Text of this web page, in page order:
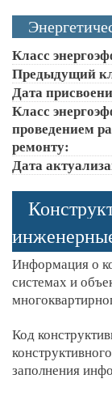
Класс
Предыдущий
Дата
Класс
проведением
ремонту:
Дата
Информация о
системах и
Код
заполнения